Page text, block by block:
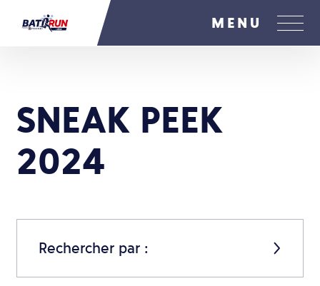
MENU
SNEAK PEEK
2024
Rechercher par :